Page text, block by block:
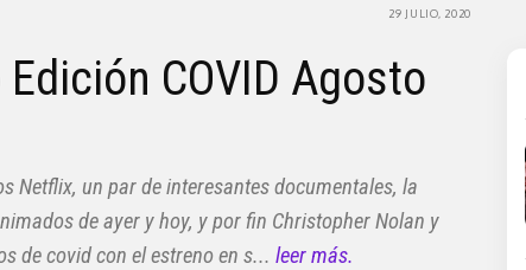
29 JULIO, 2020
COVID Agosto
Netflix, un par de interesantes documentales, la
de ayer y hoy, y por fin Christopher Nolan y
de covid con el estreno en s... leer más.